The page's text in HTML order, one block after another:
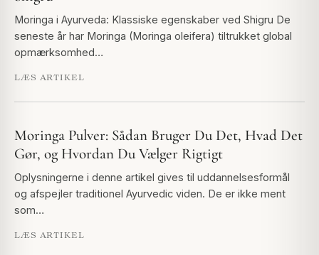
Moringa i Ayurveda: Klassiske egenskaber ved Shigru De
seneste år har Moringa (Moringa oleifera) tiltrukket global
opmærksomhed…
LÆS ARTIKEL
Moringa Pulver: Sådan Bruger Du Det, Hvad Det
Gør, og Hvordan Du Vælger Rigtigt
Oplysningerne i denne artikel gives til uddannelsesformål
og afspejler traditionel Ayurvedic viden. De er ikke ment
som…
LÆS ARTIKEL